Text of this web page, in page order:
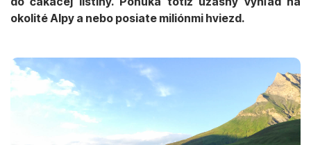
okolité Alpy a nebo posiate miliónmi hviezd.